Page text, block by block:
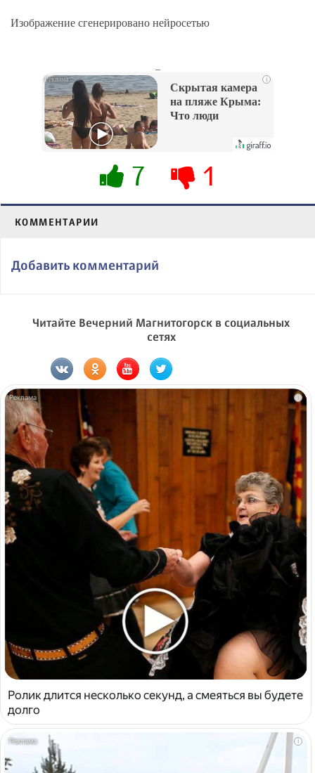
Изображение сгенерировано нейросетью
i
Скрытая камера
на пляже Крыма:
Что люди
их не видят...
7 1
КОММЕНТАРИИ
Добавить комментарий
Читайте Вечерний Магнитогорск в социальных
сетях
i
Ролик длится несколько секунд, а смеяться вы будете
долго
i